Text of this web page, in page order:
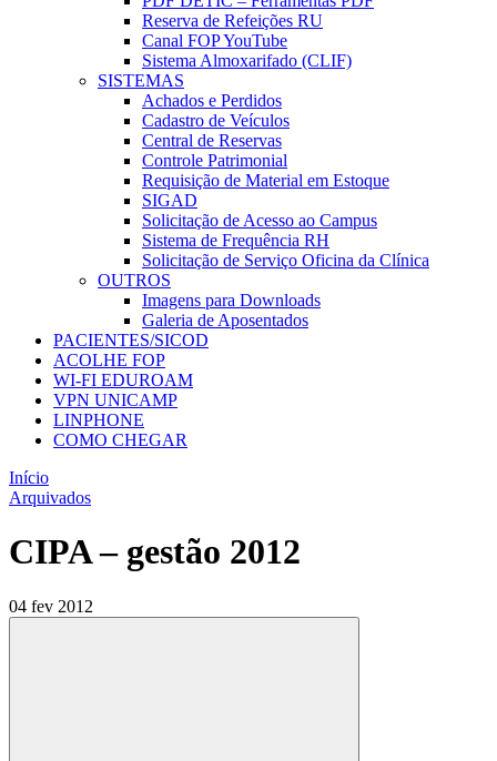
Reserva de Refeições RU
Canal FOP YouTube
Sistema Almoxarifado (CLIF)
SISTEMAS
Achados e Perdidos
Cadastro de Veículos
Central de Reservas
Controle Patrimonial
Requisição de Material em Estoque
SIGAD
Solicitação de Acesso ao Campus
Sistema de Frequência RH
Solicitação de Serviço Oficina da Clínica
OUTROS
Imagens para Downloads
Galeria de Aposentados
PACIENTES/SICOD
ACOLHE FOP
WI-FI EDUROAM
VPN UNICAMP
LINPHONE
COMO CHEGAR
Início
Arquivados
CIPA – gestão 2012
04 fev 2012